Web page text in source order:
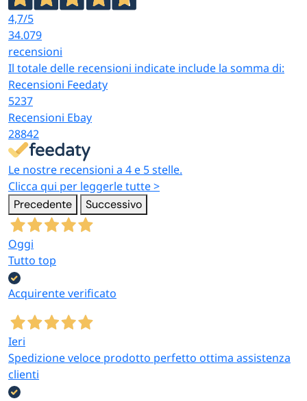
4,7/5
34.079
recensioni
Il totale delle recensioni indicate include la somma di:
Recensioni Feedaty
5237
Recensioni Ebay
28842
Le nostre recensioni a 4 e 5 stelle.
Clicca qui per leggerle tutte >
Precedente Successivo
Oggi
Tutto top
Acquirente verificato
Ieri
Spedizione veloce prodotto perfetto ottima assistenza
clienti